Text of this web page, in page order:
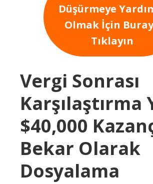
Düşürmeye
Olmak İçin
Tıklayın
Vergi Sonrası
Karşılaştırma
$40,000
Bekar Olarak
Dosyalama